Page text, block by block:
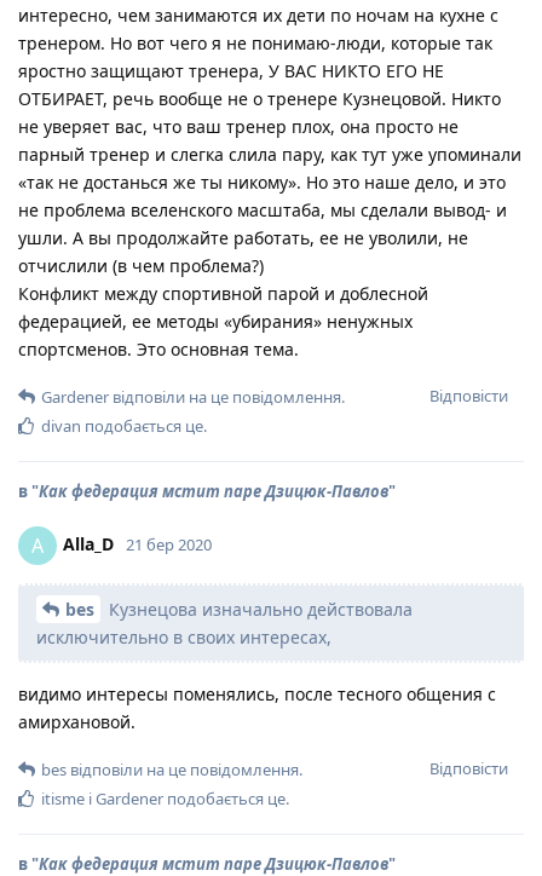
интересно, чем занимаются их дети по ночам на кухне с
тренером. Но вот чего я не понимаю-люди, которые так
яростно защищают тренера, У ВАС НИКТО ЕГО НЕ
ОТБИРАЕТ, речь вообще не о тренере Кузнецовой. Никто
не уверяет вас, что ваш тренер плох, она просто не
парный тренер и слегка слила пару, как тут уже упоминали
«так не достанься же ты никому». Но это наше дело, и это
не проблема вселенского масштаба, мы сделали вывод- и
ушли. А вы продолжайте работать, ее не уволили, не
отчислили (в чем проблема?)
Конфликт между спортивной парой и доблесной
федерацией, ее методы «убирания» ненужных
спортсменов. Это основная тема.
Відповісти
Gardener відповіли на це повідомлення.
divan подобається це.
в "Как федерация мстит паре Дзицюк-Павлов"
A Alla_D 21 бер 2020
bes
Кузнецова изначально действовала
исключительно в своих интересах,
видимо интересы поменялись, после тесного общения с
амирхановой.
Відповісти
bes відповіли на це повідомлення.
itisme іGardener подобається це.
в "Как федерация мстит паре Дзицюк-Павлов"